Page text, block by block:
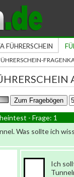
FÜHRERSCHEIN
- Frage: 1
Was sollte ich
Ich